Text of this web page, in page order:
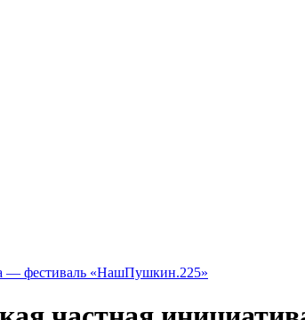
— фестиваль «НашПушкин.225»